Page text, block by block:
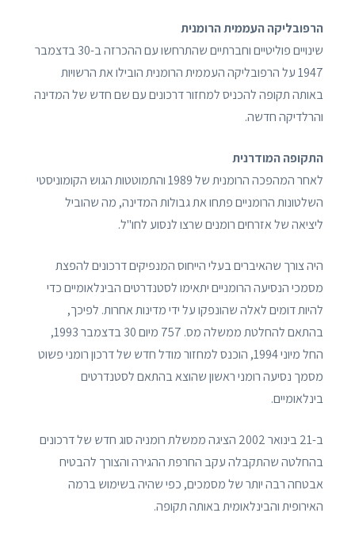
הרפובליקה העממית הרומנית
שינויים פוליטיים וחברתיים שהתרחשו עם ההכרזה ב-30 בדצמבר
1947 על הרפובליקה העממית הרומנית הובילו את הרשויות
באותה תקופה להכניס למחזור דרכונים עם שם חדש של המדינה
והרלדיקה חדשה.
התקופה המודרנית
לאחר המהפכה הרומנית של 1989 והתמוטטות הגוש הקומוניסטי
השלטונות הרומניים פתחו את גבולות המדינה, מה שהוביל
ליציאה של אזרחים רומנים שרצו לנסוע לחו"ל.
היה צורך שהאיברים בעלי הייחוס המנפיקים דרכונים להפצת
מסמכי הנסיעה הרומניים יתאימו לסטנדרטים הבינלאומיים כדי
להיות דומים לאלה שהונפקו על ידי מדינות אחרות. לפיכך,
בהתאם להחלטת ממשלה מס. 757 מיום 30 בדצמבר 1993,
החל מיוני 1994, הוכנס למחזור מודל חדש של דרכון רומני פשוט
מסמך נסיעה רומני ראשון שהוצא בהתאם לסטנדרטים
בינלאומיים.
ב-21 בינואר 2002 הציגה ממשלת רומניה סוג חדש של דרכונים
בהחלטה שהתקבלה עקב החרפת ההגירה והצורך להבטיח
אבטחה רבה יותר של מסמכים, כפי שהיה בשימוש ברמה
האירופית והבינלאומית באותה תקופה.